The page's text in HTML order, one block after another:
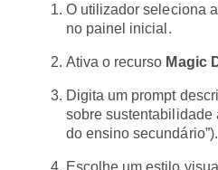
O utilizador seleciona
no painel inicial.
Ativa o recurso Magic
Digita um prompt
sobre sustentabilidade
do ensino secundário”).
Escolhe um estilo